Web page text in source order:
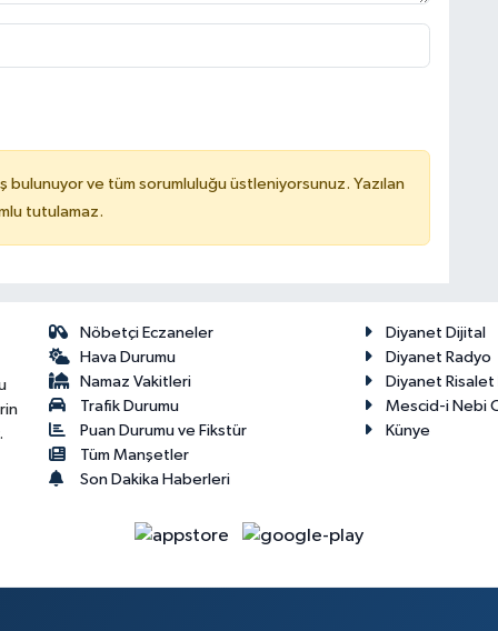
bulunuyor ve tüm sorumluluğu üstleniyorsunuz. Yazılan
tutulamaz.
Nöbetçi Eczaneler
Hava Durumu
Namaz Vakitleri
Trafik Durumu
Puan Durumu ve Fikstür
Tüm Manşetler
Son Dakika Haberleri
Diyanet Dijital
Diyanet Radyo
Diyanet Risalet
Mescid-i Nebi
Künye